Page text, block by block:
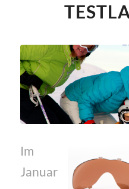
Im
Januar